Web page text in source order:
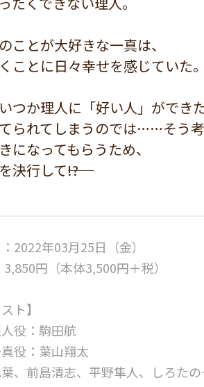
ことが大好きな一真は、
ことに日々幸せを感じていた。
つか理人に「好い人」ができ
られてしまうのでは……そう考
になってもらうため、
決行して――!?
2022年03月25日（金）
円（本体3,500円＋税）
ト】
役：駒田航
役：葉山翔太
、前島清志、平野隼人、しろた